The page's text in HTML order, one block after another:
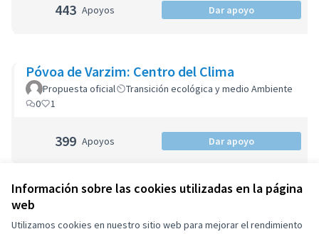
Información sobre las cookies utilizadas en la página
web
Utilizamos cookies en nuestro sitio web para mejorar el rendimiento
443 Apoyos Dar apoyo
Póvoa de Varzim: Centro del Clima
Propuesta oficial
Transición ecológica y medio Ambiente
0
1
399 Apoyos Dar apoyo
Términos y condiciones de uso
Configuración de cookies
OIDP en XOIDP en Facebook
OIDP en YouTube